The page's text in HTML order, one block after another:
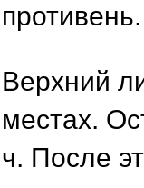
противень.
Верхний
местах.
ч. После